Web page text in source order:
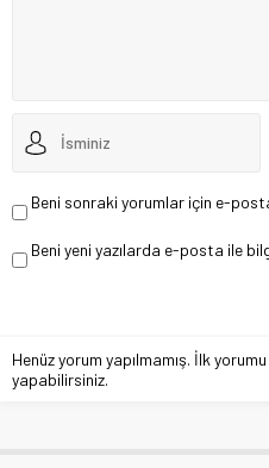
Beni sonraki yorumlar için e-
Beni yeni yazılarda e-posta ile
Henüz yorum yapılmamış. İlk
yapabilirsiniz.